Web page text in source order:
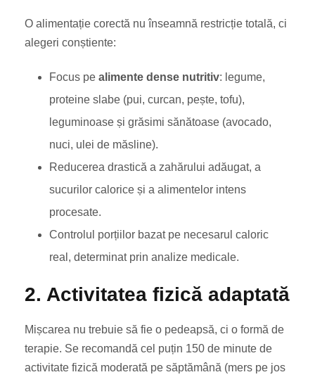
O alimentație corectă nu înseamnă restricție totală, ci
alegeri conștiente:
Focus pe alimente dense nutritiv: legume,
proteine slabe (pui, curcan, pește, tofu),
leguminoase și grăsimi sănătoase (avocado,
nuci, ulei de măsline).
Reducerea drastică a zahărului adăugat, a
sucurilor calorice și a alimentelor intens
procesate.
Controlul porțiilor bazat pe necesarul caloric
real, determinat prin analize medicale.
2. Activitatea fizică adaptată
Mișcarea nu trebuie să fie o pedeapsă, ci o formă de
terapie. Se recomandă cel puțin 150 de minute de
activitate fizică moderată pe săptămână (mers pe jos